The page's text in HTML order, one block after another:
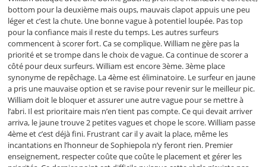
bottom pour la deuxième mais oups, mauvais clapot appuis une peu
léger et c’est la chute. Une bonne vague à potentiel loupée. Pas top
pour la confiance mais il reste du temps. Les autres surfeurs
commencent à scorer fort. Ca se complique. William ne gère pas la
priorité et se trompe dans le choix de vague. Ca continue de scorer a
côté pour deux surfeurs. William est encore 3ème. 3ème place
synonyme de repêchage. La 4ème est éliminatoire. Le surfeur en jaune
a pris une mauvaise option et se ravise pour revenir sur le meilleur pic.
William doit le bloquer et assurer une autre vague pour se mettre à
l’abri. Il est prioritaire mais n’en tient pas compte. Ce qui devait arriver
arriva, le jaune trouve 2 petites vagues et chope le score. William passe
4ème et c’est déjà fini. Frustrant car il y avait la place, même les
incantations en l’honneur de Sophiepola n’y feront rien. Premier
enseignement, respecter coûte que coûte le placement et gérer les